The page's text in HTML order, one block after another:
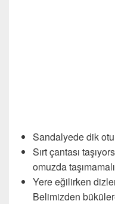
Sandalyede dik
Sırt çantası
omuzda
Yere eğilirken
Belimizden